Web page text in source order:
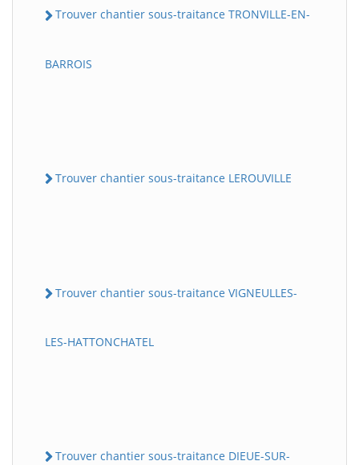
Trouver chantier sous-traitance TRONVILLE-EN-
BARROIS
Trouver chantier sous-traitance LEROUVILLE
Trouver chantier sous-traitance VIGNEULLES-
LES-HATTONCHATEL
Trouver chantier sous-traitance DIEUE-SUR-